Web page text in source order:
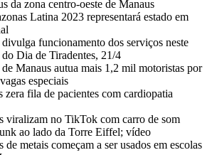
da zona centro-oeste de Manaus
Latina 2023 representará estado em
funcionamento dos serviços neste
Dia de Tiradentes, 21/4
Manaus autua mais 1,2 mil motoristas por
especiais
zera fila de pacientes com cardiopatia
viralizam no TikTok com carro de som
ao lado da Torre Eiffel; vídeo
de metais começam a ser usados em escolas